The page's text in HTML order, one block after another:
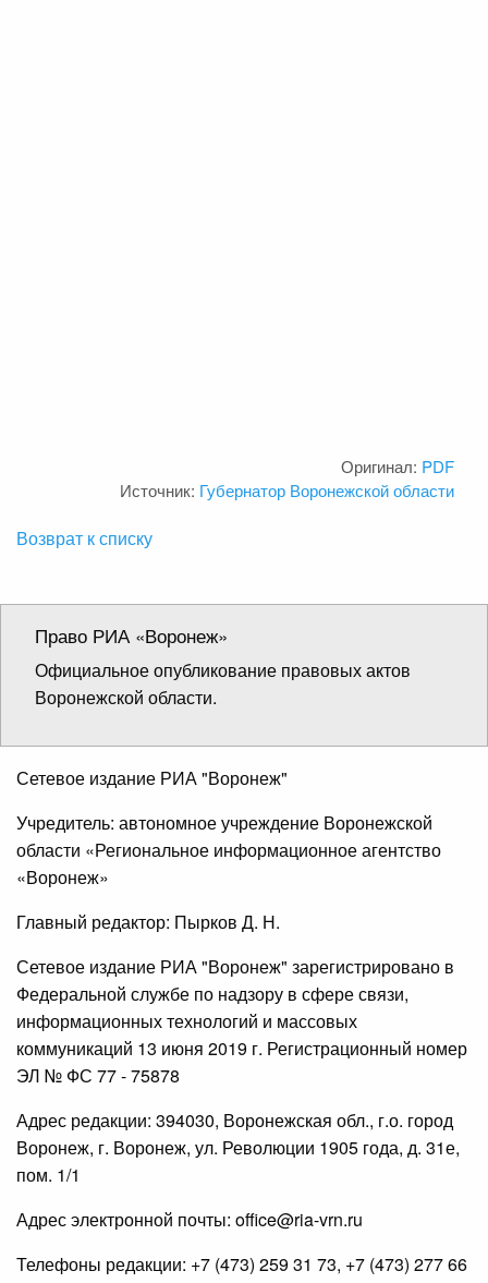
Оригинал: PDF
Источник: Губернатор Воронежской области
Возврат к списку
Право РИА «Воронеж»
Официальное опубликование правовых актов
Воронежской области.
Сетевое издание РИА "Воронеж"
Учредитель: автономное учреждение Воронежской
области «Региональное информационное агентство
«Воронеж»
Главный редактор: Пырков Д. Н.
Сетевое издание РИА "Воронеж" зарегистрировано в
Федеральной службе по надзору в сфере связи,
информационных технологий и массовых
коммуникаций 13 июня 2019 г. Регистрационный номер
ЭЛ № ФС 77 - 75878
Адрес редакции: 394030, Воронежская обл., г.о. город
Воронеж, г. Воронеж, ул. Революции 1905 года, д. 31е,
пом. 1/1
Адрес электронной почты: office@ria-vrn.ru
Телефоны редакции: +7 (473) 259 31 73, +7 (473) 277 66